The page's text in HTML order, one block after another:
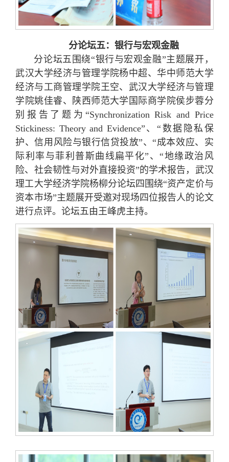
分论坛五：银行与宏观金融
分论坛五围绕“银行与宏观金融”主题展开，
武汉大学经济与管理学院杨中超、华中师范大学
经济与工商管理学院王空、武汉大学经济与管理
学院姚佳睿、陕西师范大学国际商学院侯步蓉分
别报告了题为“Synchronization Risk and Price
Stickiness: Theory and Evidence”、“数据隐私保
护、信用风险与银行信贷投放”、“成本效应、实
际利率与菲利普斯曲线扁平化”、“地缘政治风
险、社会韧性与对外直接投资”的学术报告，武汉
理工大学经济学院杨柳分论坛四围绕“资产定价与
资本市场”主题展开受邀对现场四位报告人的论文
进行点评。论坛五由王峰虎主持。